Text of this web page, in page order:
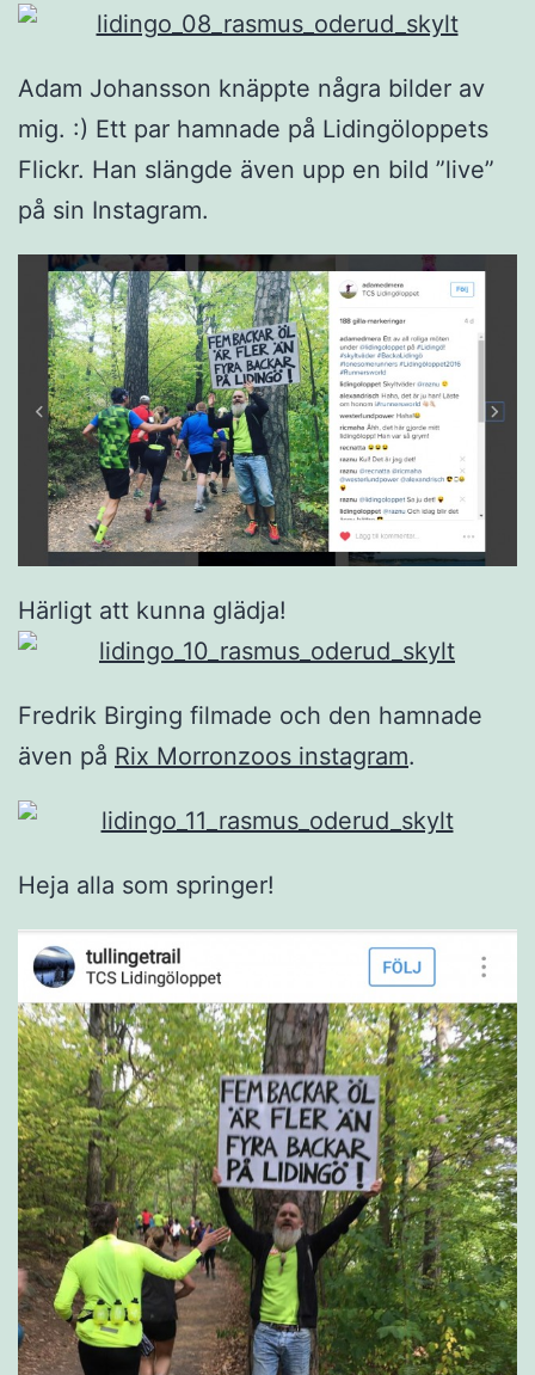
Adam Johansson knäppte några bilder av
mig. :) Ett par hamnade på Lidingöloppets
Flickr. Han slängde även upp en bild ”live”
på sin Instagram.
Härligt att kunna glädja!
Fredrik Birging filmade och den hamnade
även på Rix Morronzoos instagram.
Heja alla som springer!